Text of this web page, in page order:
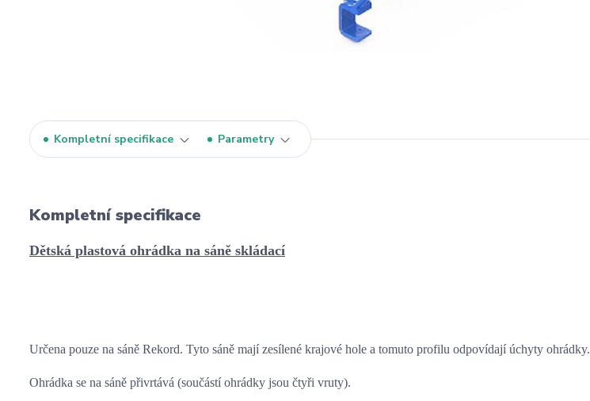
Kompletní specifikace Parametry
Kompletní specifikace
Dětská plastová ohrádka na sáně skládací
Určena pouze na sáně Rekord. Tyto sáně mají zesílené krajové hole a tomuto profilu odpovídají úchyty ohrádky.
Ohrádka se na sáně přivrtává (součástí ohrádky jsou čtyři vruty).